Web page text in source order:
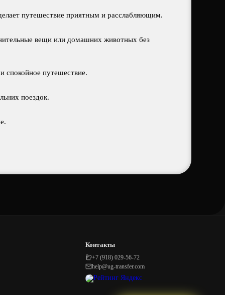
путешествие приятным и расслабляющим.
вещи или домашних животных без
спокойное путешествие.
поездок.
Контакты
+7 (918) 029-56-72
help@ug-transfer.com